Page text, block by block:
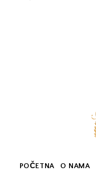
POČETNA O NAMA